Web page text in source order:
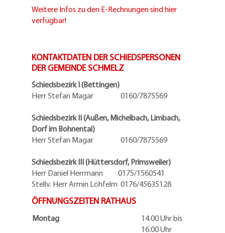
Weitere Infos zu den E-Rechnungen sind hier
verfügbar!
KONTAKTDATEN DER SCHIEDSPERSONEN
DER GEMEINDE SCHMELZ
Schiedsbezirk I (Bettingen)
Herr Stefan Magar 0160/7875569
Schiedsbezirk II (Außen, Michelbach, Limbach,
Dorf im Bohnental)
Herr Stefan Magar 0160/7875569
Schiedsbezirk III (Hüttersdorf, Primsweiler)
Herr Daniel Herrmann 0175/1560541
Stellv. Herr Armin Löhfelm 0176/45635128
ÖFFNUNGSZEITEN RATHAUS
Montag
14.00 Uhr bis
16.00 Uhr